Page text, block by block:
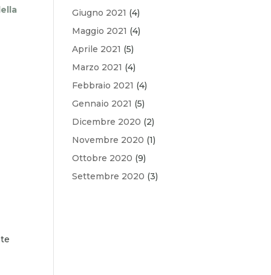
Giugno 2021 (4)
Maggio 2021 (4)
Aprile 2021 (5)
Marzo 2021 (4)
Febbraio 2021 (4)
Gennaio 2021 (5)
Dicembre 2020 (2)
Novembre 2020 (1)
Ottobre 2020 (9)
Settembre 2020 (3)